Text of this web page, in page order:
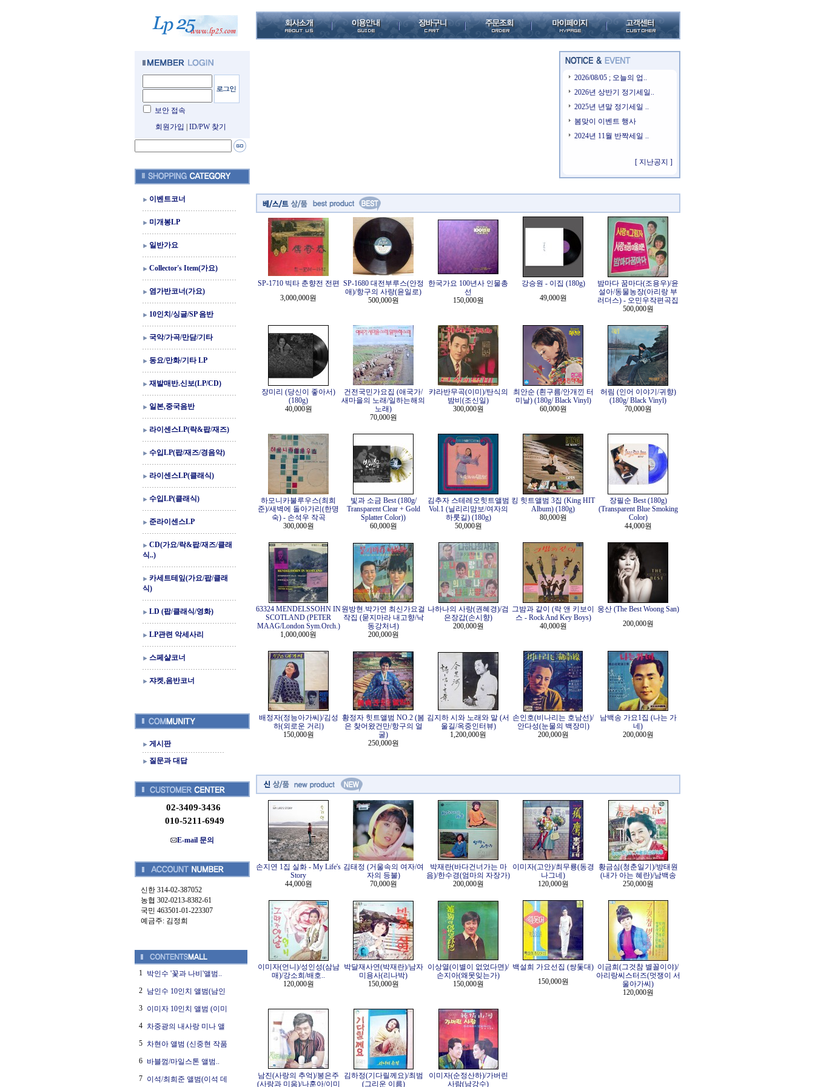
보안 접속
회원가입
ID/PW 찾기
이벤트코너
미개봉LP
일반가요
Collector's Item(가요)
염가반코너(가요)
10인치/싱글/SP 음반
국악/가곡/만담/기타
동요/만화/기타 LP
재발매반.신보(LP/CD)
일본,중국음반
라이센스LP(락&팝/재즈)
수입LP(팝/재즈/경음악)
라이센스LP(클래식)
수입LP(클래식)
준라이센스LP
CD(가요/락&팝/재즈/클래
식..)
카세트테잎(가요/팝/클래
식)
LD (팝/클래식/영화)
LP관련 악세사리
스페샬코너
쟈켓,음반코너
게시판
질문과 대답
02-3409-3436
010-5211-6949
E-mail 문의
신한 314-02-387052
농협 302-0213-8382-61
국민 463501-01-223307
예금주: 김정희
1 박인수 '꽃과 나비'앨범..
2 남인수 10인치 앨범(남인
3 이미자 10인치 앨범 (이미
4 차중광의 내사랑 미나 앨
5 차현아 앨범 (신중현 작품
6 바블껌/마일스톤 앨범..
7 이석/최희준 앨범(이석 데
2026/08/05 ; 오늘의 업..
2026년 상반기 정기세일..
2025년 년말 정기세일 ..
봄맞이 이벤트 행사
2024년 11월 반짝세일 ..
[ 지난공지 ]
SP-1710 빅타 춘향전 전편
3,000,000원
SP-1680 대전부루스(안정
애)/항구의 사랑(윤일로)
500,000원
한국가요 100년사 인물총
선
150,000원
강승원 - 이집 (180g)
49,000원
밤마다 꿈마다(조용우)/윤
설아/동물농장(아리랑 부
러더스) - 오민우작편곡집
500,000원
장미리 (당신이 좋아서)
(180g)
40,000원
건전국민가요집 (애국가/
새마을의 노래/일하는해의
노래)
70,000원
캬라반무곡(이미)/탄식의
밤비(조신일)
300,000원
최안순 (흰구름/안개낀 터
미날) (180g/ Black Vinyl)
60,000원
허림 (인어 이야기/귀향)
(180g/ Black Vinyl)
70,000원
하모니카불루우스(최희
준)/새벽에 돌아가리(한명
숙) - 손석우 작곡
300,000원
빛과 소금 Best (180g/
Transparent Clear + Gold
Splatter Color))
60,000원
김추자 스테레오힛트앨범
Vol.1 (닐리리맘보/여자의
하룻길) (180g)
50,000원
킹 힛트앨범 3집 (King HIT
Album) (180g)
80,000원
장필순 Best (180g)
(Transparent Blue Smoking
Color)
44,000원
63324 MENDELSSOHN IN
SCOTLAND (PETER
MAAG/London Sym.Orch.)
1,000,000원
원방현.박가연 최신가요걸
작집 (묻지마라 내고향/낙
동강처녀)
200,000원
나하나의 사랑(권혜경)/검
은장갑(손시향)
200,000원
그밤과 같이 (락 앤 키보이
스 - Rock And Key Boys)
40,000원
웅산 (The Best Woong San)
200,000원
배정자(정능아가씨)/김성
하(외로운 거리)
150,000원
황정자 힛트앨범 NO.2 (봄
은 찾어왔건만/항구의 얼
굴)
250,000원
김지하 시와 노래와 말 (서
울길/옥중인터뷰)
1,200,000원
손인호(비나리는 호남선)/
안다성(눈물의 백장미)
200,000원
남백송 가요1집 (나는 가
네)
200,000원
손지연 1집 실화 - My Life's
Story
44,000원
김태정 (거울속의 여자/여
자의 등불)
70,000원
박재란(바다건너가는 마
음)/한수경(엄마의 자장가)
200,000원
이미자(고안)/최무룡(동경
나그네)
120,000원
황금심(청춘일기)/방태원
(내가 아는 혜란)/남백송
250,000원
이미자(언니)/성인성(삼남
매)/강소희/배호..
120,000원
박달재사연(박재란)/남자
미용사(리나박)
150,000원
이상열(이별이 없었다면)/
손지아(왜못잊는가)
150,000원
백설희 가요선집 (쌍돛대)
150,000원
이금희(그것참 별꼴이야)/
아리랑씨스터즈(멋쟁이 서
울아가씨)
120,000원
남진(사랑의 추억)/봉은주
(사랑과 미움)/나훈아/이미
김하정(기다릴께요)/최범
(그리운 이름)
이미자(순정산하)/가버린
사람(남강수)